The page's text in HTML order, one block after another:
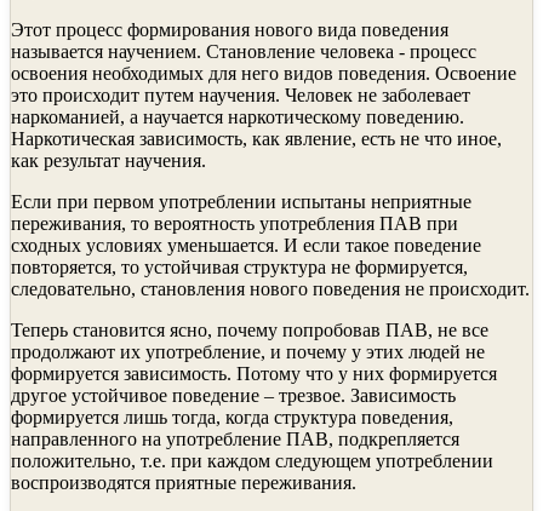
Этот процесс формирования нового вида поведения
называется научением. Становление человека - процесс
освоения необходимых для него видов поведения. Освоение
это происходит путем научения. Человек не заболевает
наркоманией, а научается наркотическому поведению.
Наркотическая зависимость, как явление, есть не что иное,
как результат научения.
Если при первом употреблении испытаны неприятные
переживания, то вероятность употребления ПАВ при
сходных условиях уменьшается. И если такое поведение
повторяется, то устойчивая структура не формируется,
следовательно, становления нового поведения не происходит.
Теперь становится ясно, почему попробовав ПАВ, не все
продолжают их употребление, и почему у этих людей не
формируется зависимость. Потому что у них формируется
другое устойчивое поведение – трезвое. Зависимость
формируется лишь тогда, когда структура поведения,
направленного на употребление ПАВ, подкрепляется
положительно, т.е. при каждом следующем употреблении
воспроизводятся приятные переживания.